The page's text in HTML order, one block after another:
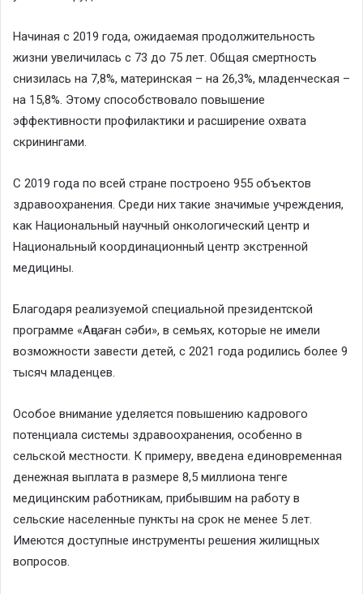
Начиная с 2019 года, ожидаемая продолжительность
жизни увеличилась с 73 до 75 лет. Общая смертность
снизилась на 7,8%, материнская – на 26,3%, младенческая –
на 15,8%. Этому способствовало повышение
эффективности профилактики и расширение охвата
скринингами.
С 2019 года по всей стране построено 955 объектов
здравоохранения. Среди них такие значимые учреждения,
как Национальный научный онкологический центр и
Национальный координационный центр экстренной
медицины.
Благодаря реализуемой специальной президентской
программе «Аңсаған сәби», в семьях, которые не имели
возможности завести детей, с 2021 года родились более 9
тысяч младенцев.
Особое внимание уделяется повышению кадрового
потенциала системы здравоохранения, особенно в
сельской местности. К примеру, введена единовременная
денежная выплата в размере 8,5 миллиона тенге
медицинским работникам, прибывшим на работу в
сельские населенные пункты на срок не менее 5 лет.
Имеются доступные инструменты решения жилищных
вопросов.